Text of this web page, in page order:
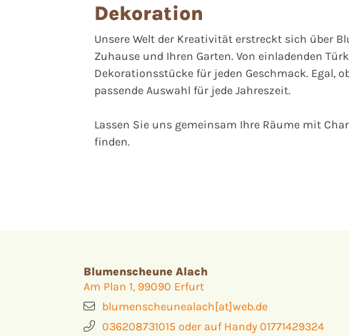
Dekoration
Unsere Welt der Kreativität erstreckt sich über
Zuhause und Ihren Garten. Von einladenden
Dekorationsstücke für jeden Geschmack. Egal,
passende Auswahl für jede Jahreszeit.
Lassen Sie uns gemeinsam Ihre Räume mit
finden.
Blumenscheune Alach
Am Plan 1, 99090 Erfurt
blumenscheunealach[at]web.de
036208731015 oder auf Handy 01771429324